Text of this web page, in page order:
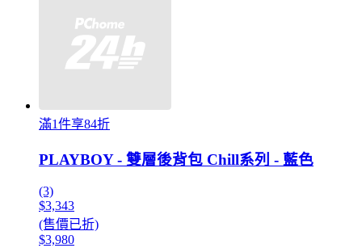
滿1件享84折
PLAYBOY - 雙層後背包 Chill系列 - 藍色
(3)
$3,343
(售價已折)
$3,980